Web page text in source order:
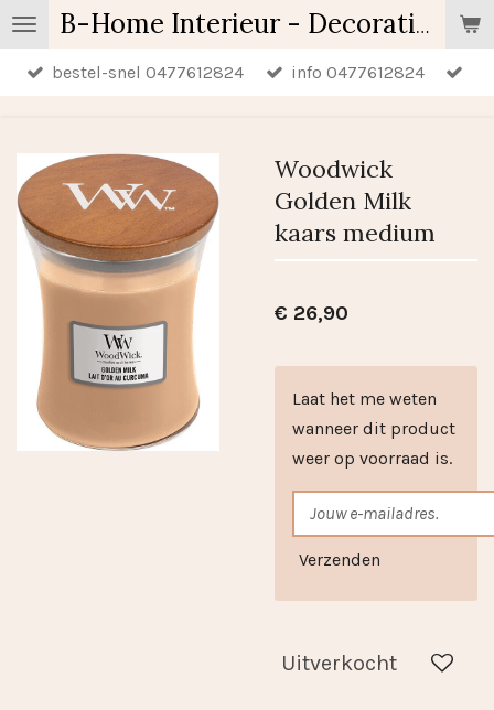
Ga
direct
naar
B-Home Interieur - Decoratie & Geschenken - Geurartikelen
bestel-snel 0477612824 info 0477612824
Woodwick
Golden Milk
kaars medium
€ 26,90
Laat het me weten
wanneer dit product
weer op voorraad is.
Verzenden
Uitverkocht